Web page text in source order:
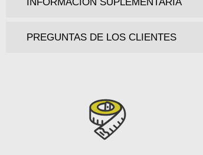
PREGUNTAS DE LOS CLIENTES